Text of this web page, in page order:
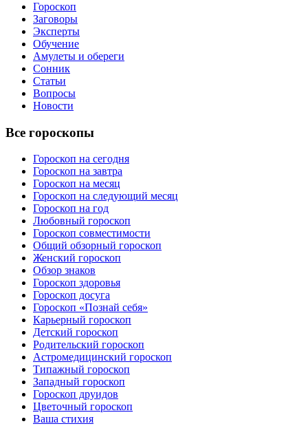
Гороскоп
Заговоры
Эксперты
Обучение
Амулеты и обереги
Сонник
Статьи
Вопросы
Новости
Все гороскопы
Гороскоп на сегодня
Гороскоп на завтра
Гороскоп на месяц
Гороскоп на следующий месяц
Гороскоп на год
Любовный гороскоп
Гороскоп совместимости
Общий обзорный гороскоп
Женский гороскоп
Обзор знаков
Гороскоп здоровья
Гороскоп досуга
Гороскоп «Познай себя»
Карьерный гороскоп
Детский гороскоп
Родительский гороскоп
Астромедицинский гороскоп
Типажный гороскоп
Западный гороскоп
Гороскоп друидов
Цветочный гороскоп
Ваша стихия